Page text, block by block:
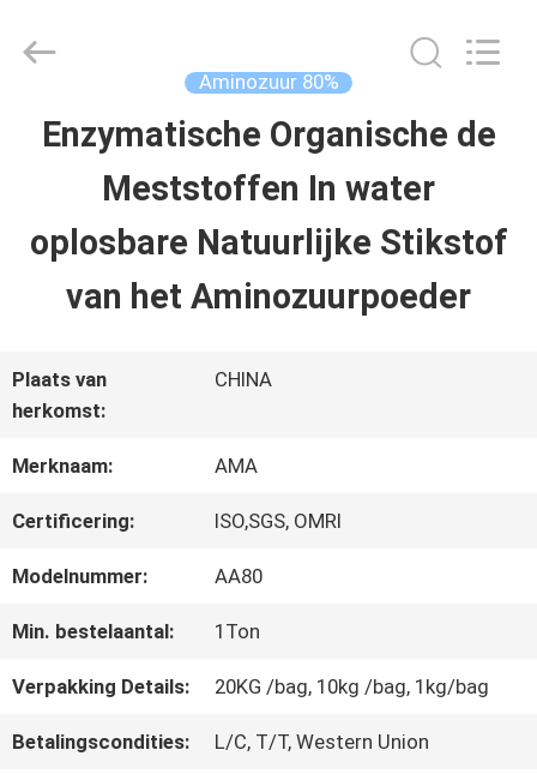
HUIS
PRODUCTEN
VIDEOS
ONGEVEER
ONS
KWALITEITSCONTROLE
CONTACTEER
Sichuan
Aminozuur 80%
Enzymatische Organische de
Meststoffen In water
oplosbare Natuurlijke Stikstof
van het Aminozuurpoeder
Plaats van
herkomst:
CHINA
Merknaam: AMA
Certificering: ISO,SGS, OMRI
Modelnummer: AA80
Min. bestelaantal: 1Ton
Verpakking Details: 20KG /bag, 10kg /bag, 1kg/bag
Betalingscondities: L/C, T/T, Western Union